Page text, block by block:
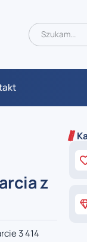
z
3 414